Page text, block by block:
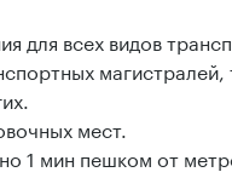
для всех видов
магистралей,
мест.
1 мин пешком от